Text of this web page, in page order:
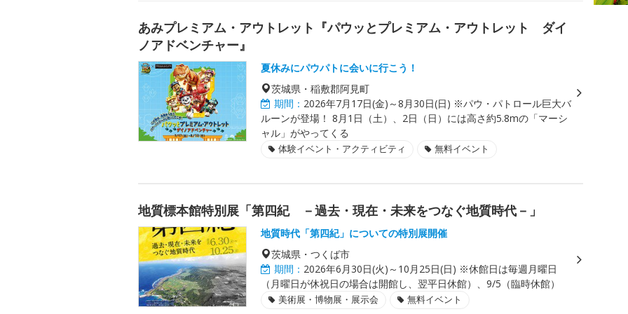
あみプレミアム・アウトレット『パウッとプレミアム・アウトレット ダイ
ノアドベンチャー』
夏休みにパウパトに会いに行こう！
茨城県・稲敷郡阿見町
期間： 2026年7月17日(金)～8月30日(日) ※パウ・パトロール巨大バ
ルーンが登場！ 8月1日（土）、2日（日）には高さ約5.8mの「マーシ
ャル」がやってくる
体験イベント・アクティビティ 無料イベント
地質標本館特別展「第四紀 －過去・現在・未来をつなぐ地質時代－」
地質時代「第四紀」についての特別展開催
茨城県・つくば市
期間： 2026年6月30日(火)～10月25日(日) ※休館日は毎週月曜日
（月曜日が休祝日の場合は開館し、翌平日休館）、9/5（臨時休館）
美術展・博物展・展示会 無料イベント